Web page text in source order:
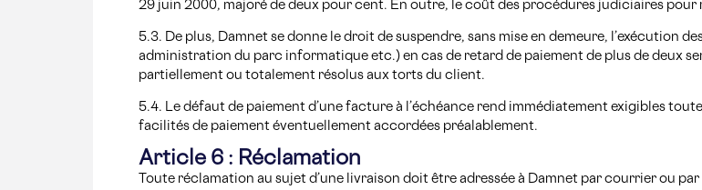
29 juin 2000, majoré de deux pour cent. En outre, le coût des procédures judiciaires
5.3. De plus, Damnet se donne le droit de suspendre, sans mise en demeure, l’exécution
administration du parc informatique etc.) en cas de retard de paiement de plus de deux
partiellement ou totalement résolus aux torts du client.
5.4. Le défaut de paiement d’une facture à l’échéance rend immédiatement exigibles
facilités de paiement éventuellement accordées préalablement.
Article 6 : Réclamation
Toute réclamation au sujet d’une livraison doit être adressée à Damnet par courrier ou